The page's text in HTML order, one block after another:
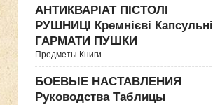
АНТИКВАРІАТ ПІСТОЛІ
РУШНИЦІ Кремнієві Капсульні
ГАРМАТИ ПУШКИ
Предметы Книги
БОЕВЫЕ НАСТАВЛЕНИЯ
Руководства Таблицы